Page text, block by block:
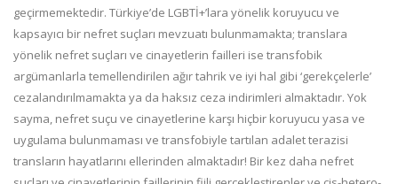
geçirmemektedir. Türkiye’de LGBTİ+’lara yönelik koruyucu ve
kapsayıcı bir nefret suçları mevzuatı bulunmamakta; translara
yönelik nefret suçları ve cinayetlerin failleri ise transfobik
argümanlarla temellendirilen ağır tahrik ve iyi hal gibi ‘gerekçelerle’
cezalandırılmamakta ya da haksız ceza indirimleri almaktadır. Yok
sayma, nefret suçu ve cinayetlerine karşı hiçbir koruyucu yasa ve
uygulama bulunmaması ve transfobiyle tartılan adalet terazisi
transların hayatlarını ellerinden almaktadır! Bir kez daha nefret